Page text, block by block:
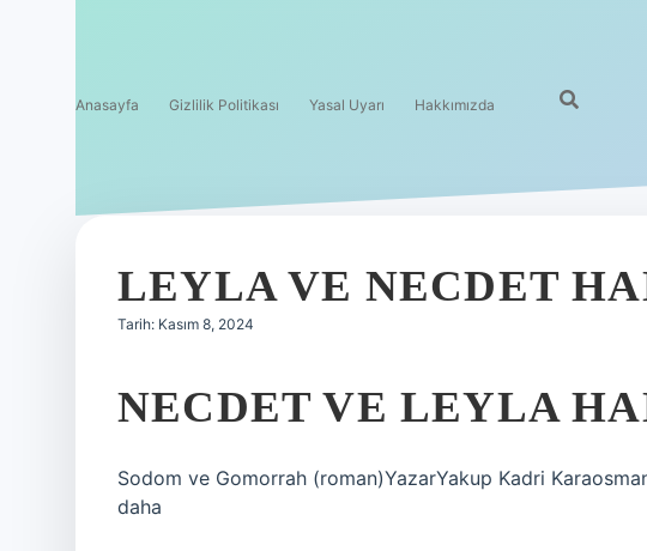
Anasayfa Gizlilik Politikası Yasal Uyarı Hakkımızda
LEYLA VE NECDET
Tarih: Kasım 8, 2024
NECDET VE LEYLA
Sodom ve Gomorrah (roman)YazarYakup Kadri
daha